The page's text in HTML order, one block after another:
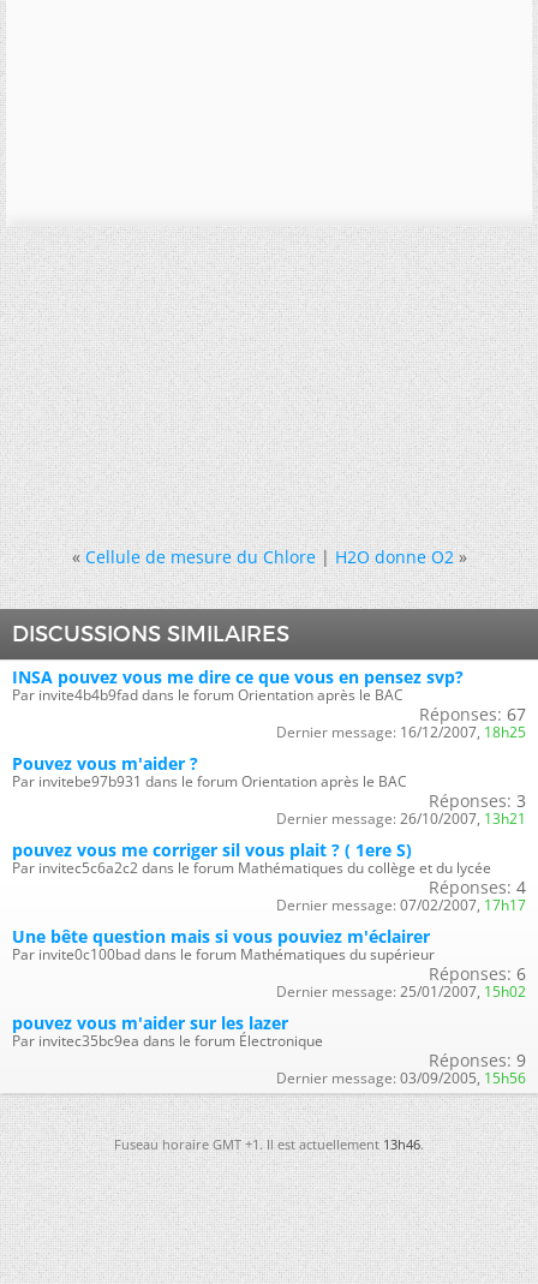
« Cellule de mesure du Chlore|H2O donne O2 »
DISCUSSIONS SIMILAIRES
INSA pouvez vous me dire ce que vous en pensez svp?
Par invite4b4b9fad dans le forum Orientation après le BAC
Réponses: 67
Dernier message: 16/12/2007, 18h25
Pouvez vous m'aider ?
Par invitebe97b931 dans le forum Orientation après le BAC
Réponses: 3
Dernier message: 26/10/2007, 13h21
pouvez vous me corriger sil vous plait ? ( 1ere S)
Par invitec5c6a2c2 dans le forum Mathématiques du collège et du lycée
Réponses: 4
Dernier message: 07/02/2007, 17h17
Une bête question mais si vous pouviez m'éclairer
Par invite0c100bad dans le forum Mathématiques du supérieur
Réponses: 6
Dernier message: 25/01/2007, 15h02
pouvez vous m'aider sur les lazer
Par invitec35bc9ea dans le forum Électronique
Réponses: 9
Dernier message: 03/09/2005, 15h56
Fuseau horaire GMT +1. Il est actuellement13h46.